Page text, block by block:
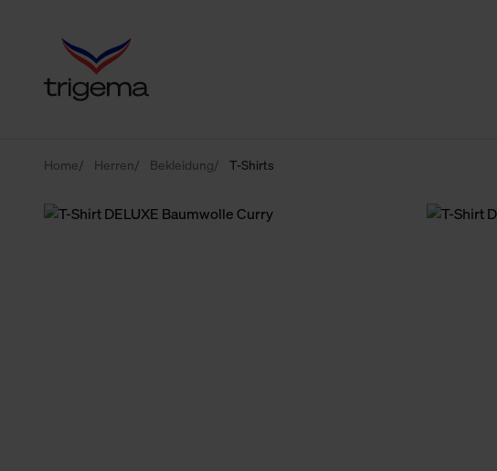
Home Herren Bekleidung T-Shirts